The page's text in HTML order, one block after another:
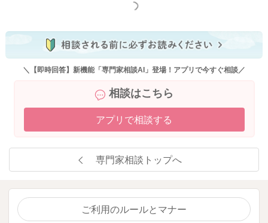
もっと見る
＼【即時回答】新機能「専門家相談AI」登場！アプリで今すぐ相談／
相談はこちら
アプリで相談する
専門家相談トップへ
ご利用のルールとマナー